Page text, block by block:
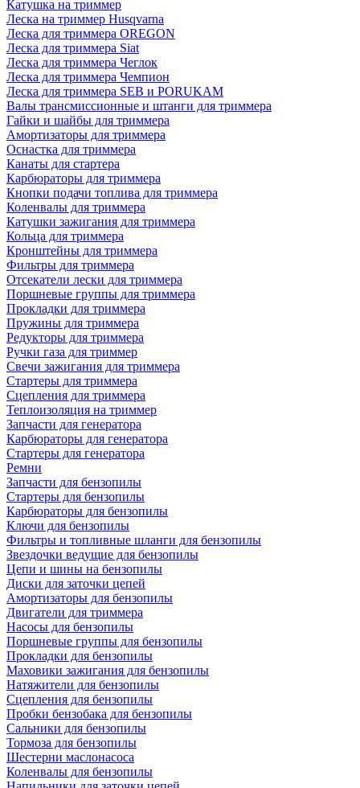
Катушка на триммер
Леска на триммер Husqvarna
Леска для триммера OREGON
Леска для триммера Siat
Леска для триммера Чеглок
Леска для триммера Чемпион
Леска для триммера SEB и PORUKAM
Валы трансмиссионные и штанги для триммера
Гайки и шайбы для триммера
Амортизаторы для триммера
Оснастка для триммера
Канаты для стартера
Карбюраторы для триммера
Кнопки подачи топлива для триммера
Коленвалы для триммера
Катушки зажигания для триммера
Кольца для триммера
Кронштейны для триммера
Фильтры для триммера
Отсекатели лески для триммера
Поршневые группы для триммера
Прокладки для триммера
Пружины для триммера
Редукторы для триммера
Ручки газа для триммер
Свечи зажигания для триммера
Стартеры для триммера
Сцепления для триммера
Теплоизоляция на триммер
Запчасти для генератора
Карбюраторы для генератора
Стартеры для генератора
Ремни
Запчасти для бензопилы
Стартеры для бензопилы
Карбюраторы для бензопилы
Ключи для бензопилы
Фильтры и топливные шланги для бензопилы
Звездочки ведущие для бензопилы
Цепи и шины на бензопилы
Диски для заточки цепей
Амортизаторы для бензопилы
Двигатели для триммера
Насосы для бензопилы
Поршневые группы для бензопилы
Прокладки для бензопилы
Маховики зажигания для бензопилы
Натяжители для бензопилы
Сцепления для бензопилы
Пробки бензобака для бензопилы
Сальники для бензопилы
Тормоза для бензопилы
Шестерни маслонасоса
Коленвалы для бензопилы